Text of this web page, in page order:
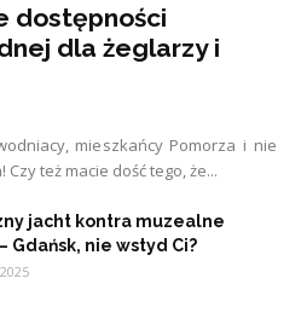
dostępności
dla żeglarzy i
mieszkańcy Pomorza i nie
też macie dość tego, że...
jacht kontra muzealne
Gdańsk, nie wstyd Ci?